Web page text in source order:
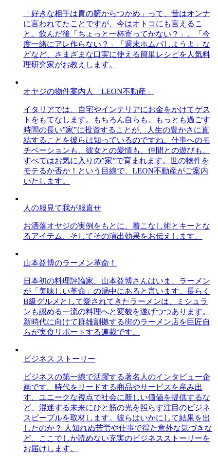
「好きな相手は胃の腑からつかめ」って、昔はオンナ
に言われてたことですが、今はオトコにも言えるこ
と。飲んだ後「ちょっと一杯寄ってかない？」、「今
度一緒にアレ作らない？」「週末ホムパしようよ」な
どなど、さまざまな口実に使える簡単レシピを人気料
理研究家がお教えします。
オヤジの物件案内人「LEON不動産」
イタリアでは、自宅やインテリアにお金をかけてゲス
トをもてなします。もちろん自らも。もっとも過ごす
時間の長い”家”に投資することが、人生の豊かさに直
結することを彼らは知っているのですね。仕事へのモ
チベーションも、彼女との愛情も、仲間との遊びも、
すべてはお気に入りの”家”で育まれます。世の物件を
モテるか否か！という目線で、LEON不動産がご案内
いたします。
人の服見て我が服直せ
お洒落オヤジの実例をもとに、着こなし術とキーとな
るアイテム、そしてその演出効果をお伝えします。
山本益博のラーメン革命！
日本初の料理評論家、山本益博さんはいま、ラーメン
が「美味しい革命」の渦中にあると言います。長らく
B級グルメとして愛されてきたラーメンは、ミシュラ
ンも認める一流の料理へと変貌を遂げつつあります。
新時代に向けて群雄割拠する街のラーメン店を巨匠自
らが実食リポートする連載です。
ビジネス ストーリー
ビジネスの第一線で活躍する著名人のインタビュー企
画です。時代をリードする商品やサービスを産み出
す、ユニークな視点で社会に新しい価値を提供するな
ど、混迷する未来にひと筋の光を照らす注目のビジネ
スピープルを取材します。彼らはいかにして結果を出
したのか？ 人知れぬ苦労や仕事で得た意外な気づきな
ど、ここでしか読めない充実のビジネスストーリーを
お届けします。